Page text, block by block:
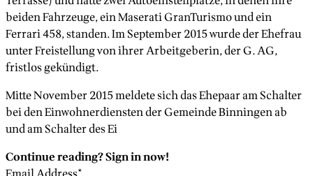
beiden Fahrzeuge, ein Maserati GranTurismo und ein
Ferrari 458, standen. Im September 2015 wurde der Ehefrau
unter Freistellung von ihrer Arbeitgeberin, der G. AG,
fristlos gekündigt.
Mitte November 2015 meldete sich das Ehepaar am Schalter
bei den Einwohnerdiensten der Gemeinde Binningen ab
und am Schalter des Ei
Continue reading? Sign in now!